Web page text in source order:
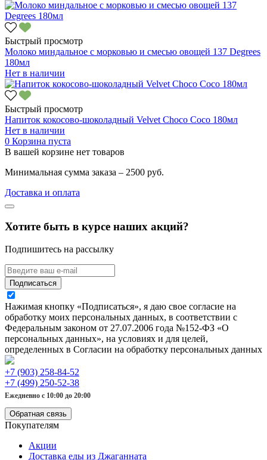
Быстрый просмотр
Молоко миндальное с морковью и смесью овощей 137 Degrees
180мл
Нет в наличии
Быстрый просмотр
Напиток кокосово-шоколадный Velvet Choco Coco 180мл
Нет в наличии
0 Корзина пуста
В вашей корзине нет товаров
Минимальная сумма заказа – 2500 руб.
Доставка и оплата
Хотите быть в курсе наших акций?
Подпишитесь на рассылку
Подписаться
Нажимая кнопку «Подписаться», я даю свое согласие на
обработку моих персональных данных, в соответствии с
Федеральным законом от 27.07.2006 года №152-ФЗ «О
персональных данных», на условиях и для целей,
определенных в Согласии на обработку персональных данных
+7 (903) 258-84-52
+7 (499) 250-52-38
Ежедневно с 10:00 до 20:00
Обратная связь
Покупателям
Акции
Доставка еды из Джаганната